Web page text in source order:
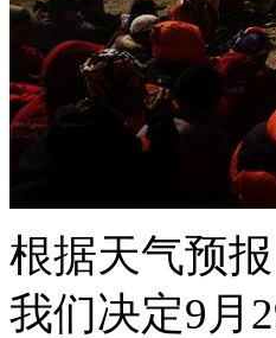
根据天气预
我们决定9月